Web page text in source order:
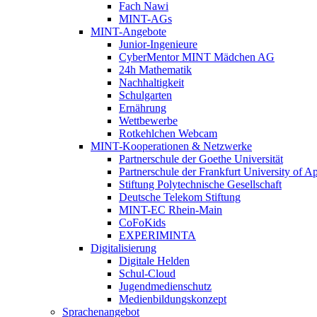
Fach Nawi
MINT-AGs
MINT-Angebote
Junior-Ingenieure
CyberMentor MINT Mädchen AG
24h Mathematik
Nachhaltigkeit
Schulgarten
Ernährung
Wettbewerbe
Rotkehlchen Webcam
MINT-Kooperationen & Netzwerke
Partnerschule der Goethe Universität
Partnerschule der Frankfurt University of
Stiftung Polytechnische Gesellschaft
Deutsche Telekom Stiftung
MINT-EC Rhein-Main
CoFoKids
EXPERIMINTA
Digitalisierung
Digitale Helden
Schul-Cloud
Jugendmedienschutz
Medienbildungskonzept
Sprachenangebot